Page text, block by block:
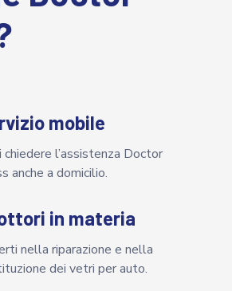
mobile
chiedere l’assistenza Doctor
anche a domicilio.
in materia
nella riparazione e nella
dei vetri per auto.